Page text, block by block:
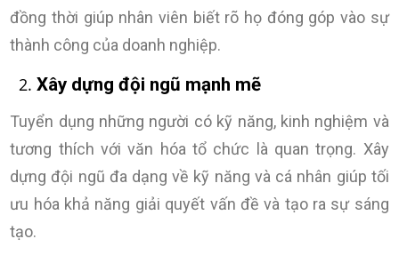
đồng thời giúp nhân viên biết rõ họ đóng góp vào sự
thành công của doanh nghiệp.
Xây dựng đội ngũ mạnh mẽ
Tuyển dụng những người có kỹ năng, kinh nghiệm và
tương thích với văn hóa tổ chức là quan trọng. Xây
dựng đội ngũ đa dạng về kỹ năng và cá nhân giúp tối
ưu hóa khả năng giải quyết vấn đề và tạo ra sự sáng
tạo.